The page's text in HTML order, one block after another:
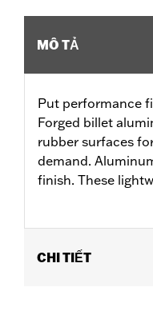
MÔ TẢ
Put performance
Forged billet
rubber surfaces
demand.
finish. These
CHI TIẾT